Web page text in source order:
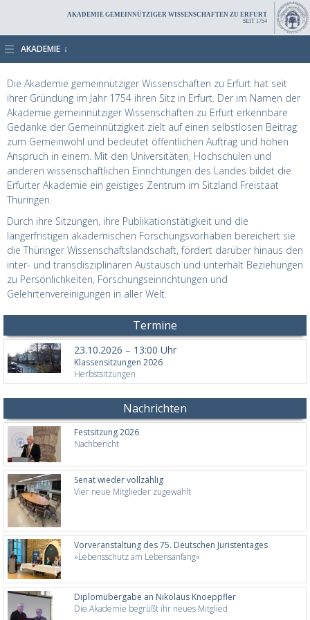
AKADEMIE
AKADEMIE GEMEINNÜTZIGER WISSENSCHAFTEN ZU ERFURT
SEIT 1754
Die Akademie gemeinnütziger Wissenschaften zu Erfurt hat seit
ihrer Gründung im Jahr 1754 ihren Sitz in Erfurt. Der im Namen der
Akademie gemeinnütziger Wissenschaften zu Erfurt erkennbare
Gedanke der Gemeinnützigkeit zielt auf einen selbstlosen Beitrag
zum Gemeinwohl und bedeutet öffentlichen Auftrag und hohen
Anspruch in einem. Mit den Universitäten, Hochschulen und
anderen wissenschaftlichen Einrichtungen des Landes bildet die
Erfurter Akademie ein geistiges Zentrum im Sitzland Freistaat
Thüringen.
Durch ihre Sitzungen, ihre Publikationstätigkeit und die
längerfristigen akademischen Forschungsvorhaben bereichert sie
die Thüringer Wissenschaftslandschaft, fördert darüber hinaus den
inter- und transdisziplinären Austausch und unterhält Beziehungen
zu Persönlichkeiten, Forschungseinrichtungen und
Gelehrtenvereinigungen in aller Welt.
Termine
23.10.2026 – 13:00 Uhr
Klassensitzungen 2026
Herbstsitzungen
Nachrichten
Festsitzung 2026
Nachbericht
Senat wieder vollzählig
Vier neue Mitglieder zugewählt
Vorveranstaltung des 75. Deutschen Juristentages
»Lebensschutz am Lebensanfang«
Diplomübergabe an Nikolaus Knoeppfler
Die Akademie begrüßt ihr neues Mitglied